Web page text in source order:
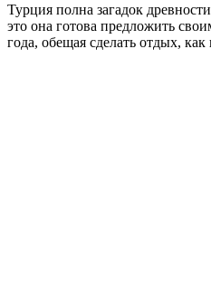
Турция полна загадок
это она готова предложить
года, обещая сделать отдых,